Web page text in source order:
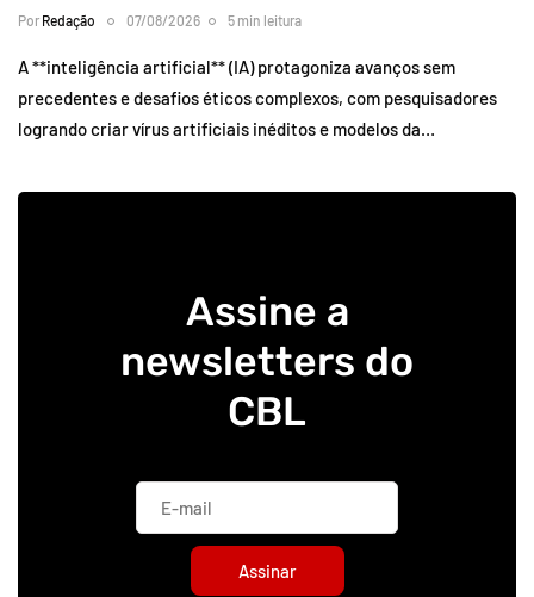
Por Redação 07/08/2026 5 min leitura
A **inteligência artificial** (IA) protagoniza avanços sem
precedentes e desafios éticos complexos, com pesquisadores
logrando criar vírus artificiais inéditos e modelos da…
Assine a
newsletters do
CBL
Assinar